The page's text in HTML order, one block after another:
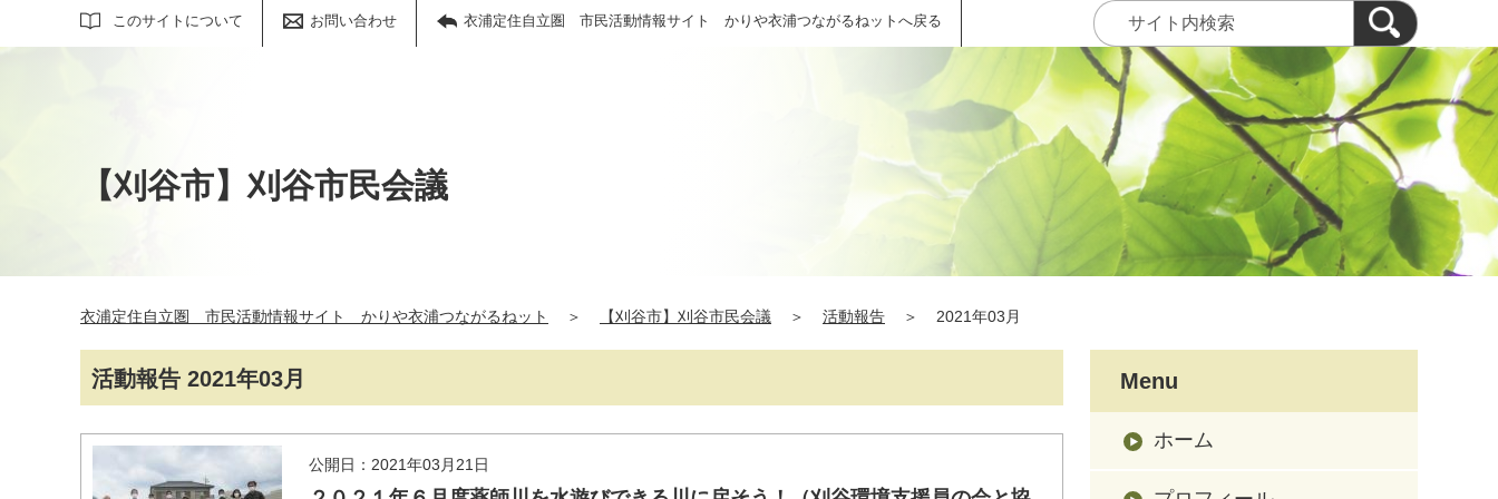
このサイトについて お問い合わせ 衣浦定住自立圏 市民活動情報サイト かりや衣浦つながるねットへ戻る
サイト内検索
【刈谷市】刈谷市民会議
衣浦定住自立圏 市民活動情報サイト かりや衣浦つながるねット ＞ 【刈谷市】刈谷市民会議 ＞ 活動報告 ＞ 2021年03月
活動報告 2021年03月
公開日：2021年03月21日
Menu
ホーム